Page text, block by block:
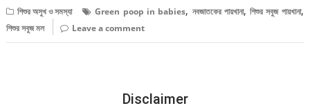
শিশুর অসুখ ও সমস্যা Green poop in babies, নবজাতকের পায়খানা,শিশুর সবুজ পায়খানা,
শিশুর সবুজ মল Leave a comment
Disclaimer